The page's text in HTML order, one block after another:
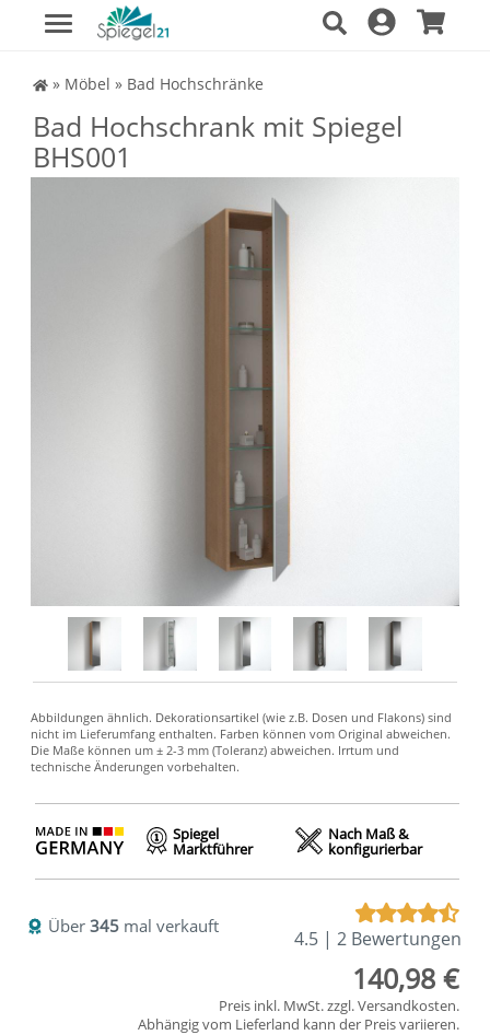
Spiegel Shop
» Möbel » Bad Hochschränke
Bad Hochschrank mit Spiegel
BHS001
Spiegel
Marktführer
Nach Maß &
konfigurierbar
Über 345 mal verkauft
4.5 | 2 Bewertungen
140,98 €
Preis inkl. MwSt. zzgl.Versandkosten.
Abhängig vom Lieferland kann der Preis variieren.